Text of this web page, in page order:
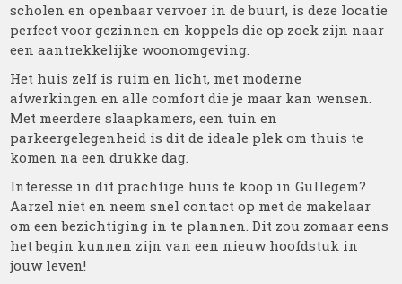
scholen en openbaar vervoer in de buurt, is deze locatie
perfect voor gezinnen en koppels die op zoek zijn naar
een aantrekkelijke woonomgeving.
Het huis zelf is ruim en licht, met moderne
afwerkingen en alle comfort die je maar kan wensen.
Met meerdere slaapkamers, een tuin en
parkeergelegenheid is dit de ideale plek om thuis te
komen na een drukke dag.
Interesse in dit prachtige huis te koop in Gullegem?
Aarzel niet en neem snel contact op met de makelaar
om een bezichtiging in te plannen. Dit zou zomaar eens
het begin kunnen zijn van een nieuw hoofdstuk in
jouw leven!